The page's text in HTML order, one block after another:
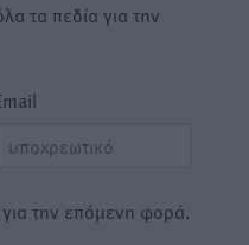
τα πεδία για την
την επόμενη φορά.